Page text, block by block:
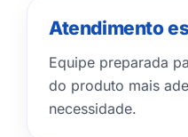
Atendimento
Equipe preparada
do produto mais
necessidade.